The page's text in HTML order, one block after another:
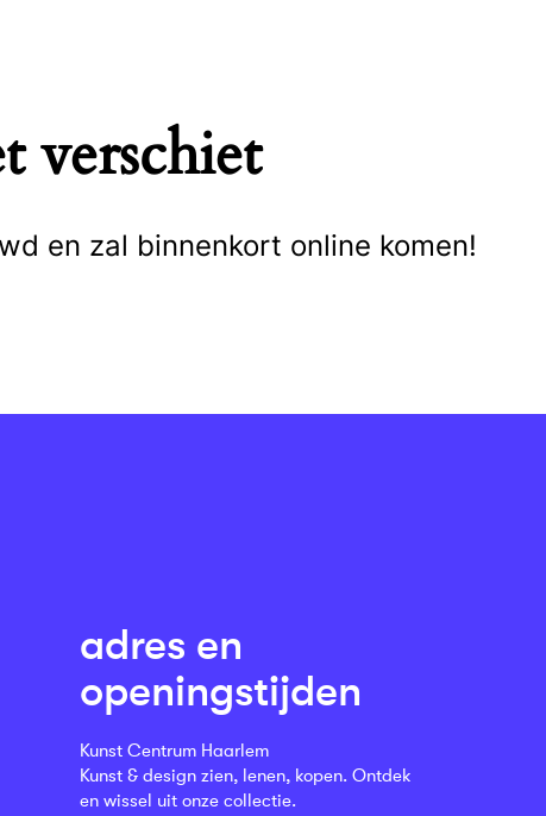
verschiet
en zal binnenkort online komen!
adres en
openingstijden
Kunst Centrum Haarlem
Kunst & design zien, lenen, kopen. Ontdek
en wissel uit onze collectie.